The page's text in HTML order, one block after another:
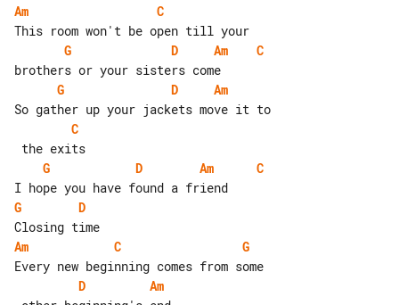
Am
C
G
D Am
C
G
D
Am
C
G
D Am
C
G
D
Am
C
G
D
Am